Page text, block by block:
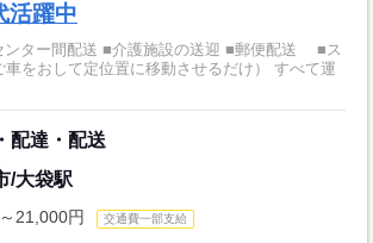
活躍中
ンター間配送 ■介護施設の送迎 ■郵便配送 ■ス
おして定位置に移動させるだけ） すべて運
配達・配送
/大袋駅
21,000円 交通費一部支給